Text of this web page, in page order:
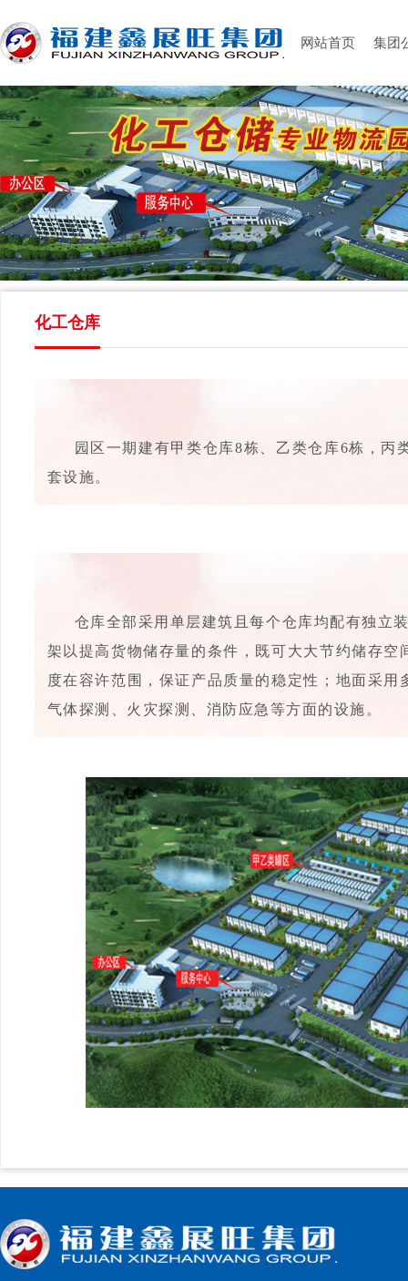
网站首页 集团
化工仓库
园区一期建有甲类仓库8栋、乙类仓库6栋，
套设施。
仓库全部采用单层建筑且每个仓库均配有独立
架以提高货物储存量的条件，既可大大节约储存
度在容许范围，保证产品质量的稳定性；地面采
气体探测、火灾探测、消防应急等方面的设施。